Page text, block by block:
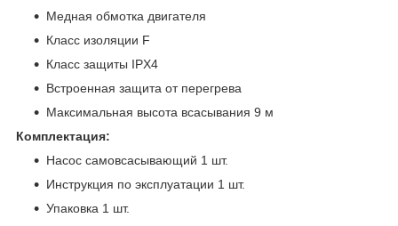
Медная обмотка двигателя
Класс изоляции F
Класс защиты IPX4
Встроенная защита от перегрева
Максимальная высота всасывания 9 м
Комплектация:
Насос самовсасывающий 1 шт.
Инструкция по эксплуатации 1 шт.
Упаковка 1 шт.